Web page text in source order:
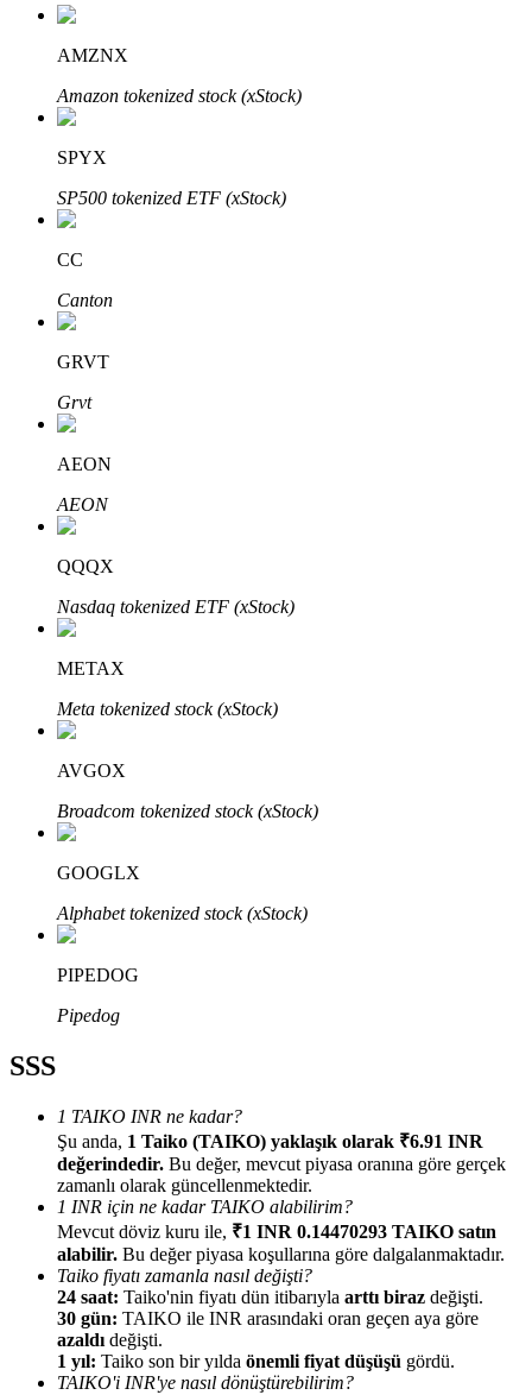
Otomatik Yatırım
Uzun vadeli kâr ve esnek çıkarlar elde edin
Stake Etmeyi Öğrenin
Pasif gelir kazanma hakkında bilgi edinin
Bitrue
Bitrue Ortakları
Bitrue İş Ortağı
Yönlendirme
Arkadaşını davet et, nakit ödüller kazan
BTC Welcome Rewards
AMZNX
Amazon tokenized stock (xStock)
SPYX
SP500 tokenized ETF (xStock)
CC
Canton
GRVT
Grvt
AEON
AEON
QQQX
Nasdaq tokenized ETF (xStock)
METAX
Meta tokenized stock (xStock)
AVGOX
Broadcom tokenized stock (xStock)
GOOGLX
Alphabet tokenized stock (xStock)
PIPEDOG
Pipedog
SSS
1 TAIKO INR ne kadar?
Şu anda, 1 Taiko (TAIKO) yaklaşık olarak ₹6.91 INR
değerindedir. Bu değer, mevcut piyasa oranına göre gerçek
zamanlı olarak güncellenmektedir.
1 INR için ne kadar TAIKO alabilirim?
Mevcut döviz kuru ile, ₹1 INR 0.14470293 TAIKO satın
alabilir. Bu değer piyasa koşullarına göre dalgalanmaktadır.
Taiko fiyatı zamanla nasıl değişti?
24 saat: Taiko'nin fiyatı dün itibarıyla arttı biraz değişti.
30 gün: TAIKO ile INR arasındaki oran geçen aya göre
azaldı değişti.
1 yıl: Taiko son bir yılda önemli fiyat düşüşü gördü.
TAIKO'i INR'ye nasıl dönüştürebilirim?